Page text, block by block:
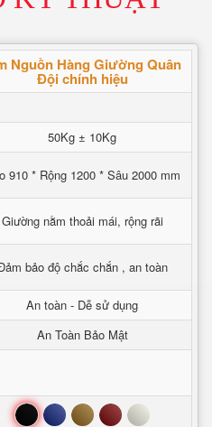
Nguồn Hàng Giường Quân
Đội chính hiệu
50Kg ± 10Kg
910 * Rộng 1200 * Sâu 2000 mm
Giường nằm thoải mái, rộng rãi
bảo độ chắc chắn , an toàn
An toàn - Dễ sử dụng
An Toàn Bảo Mật
Đen Xanh Nâu Đỏ Trắng